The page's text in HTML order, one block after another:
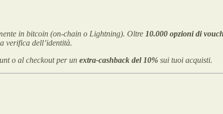
in bitcoin (on-chain o Lightning). Oltre 10.000 opzioni di
verifica dell’identità.
o al checkout per un extra-cashback del 10% sui tuoi acquisti.